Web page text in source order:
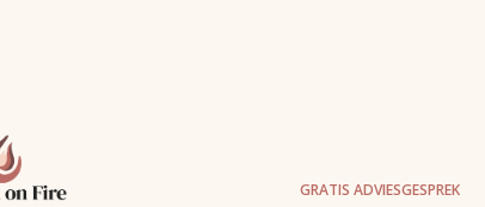
GRATIS ADVIESGESPREK